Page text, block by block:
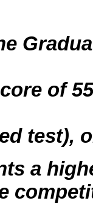
of
test),
a